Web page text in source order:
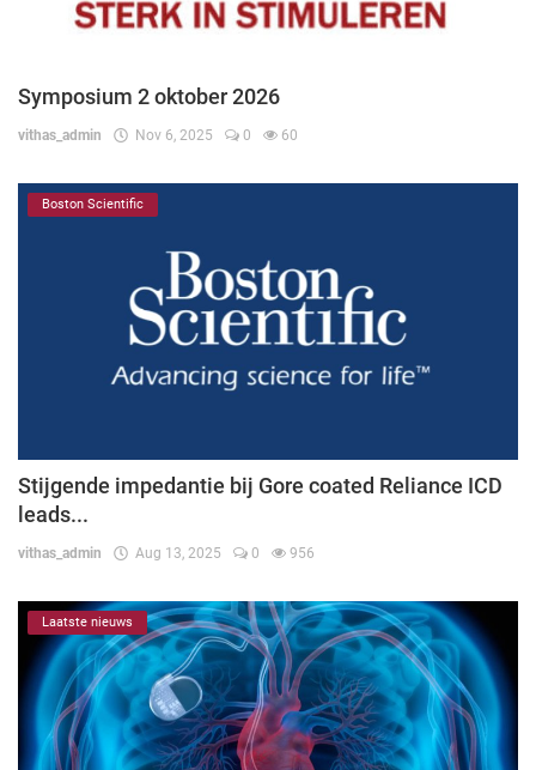
Symposium 2 oktober 2026
vithas_admin Nov 6, 2025 0 60
Boston Scientific
Stijgende impedantie bij Gore coated Reliance ICD
leads...
vithas_admin Aug 13, 2025 0 956
Laatste nieuws